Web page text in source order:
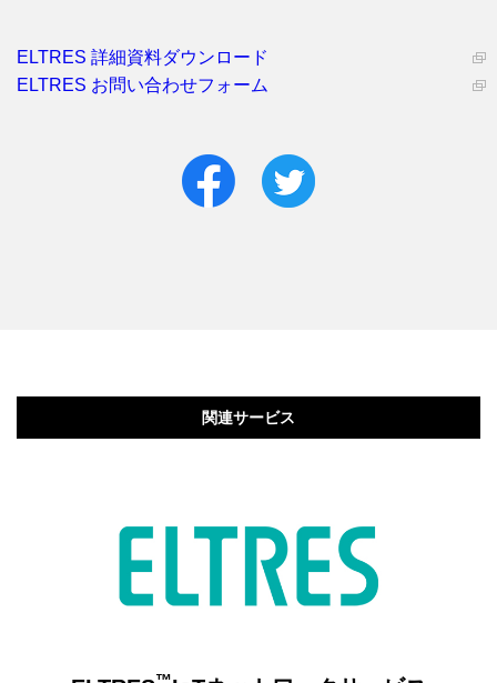
ELTRES 詳細資料ダウンロード
ELTRES お問い合わせフォーム
関連サービス